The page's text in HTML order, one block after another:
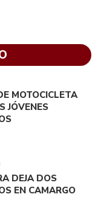
MOTOCICLETA
JÓVENES
DEJA DOS
EN CAMARGO